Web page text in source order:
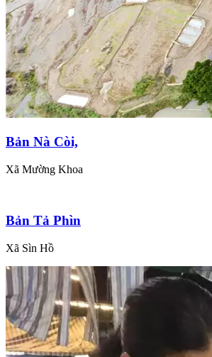
Bản Nà Còi,
Xã Mường Khoa
Bản Tả Phìn
Xã Sìn Hồ